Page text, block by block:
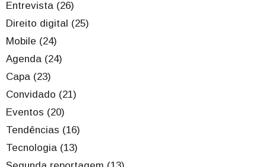
Entrevista (26)
Direito digital (25)
Mobile (24)
Agenda (24)
Capa (23)
Convidado (21)
Eventos (20)
Tendências (16)
Tecnologia (13)